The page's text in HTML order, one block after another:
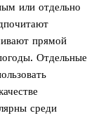
или отдельно
прямой
Отдельные
среди